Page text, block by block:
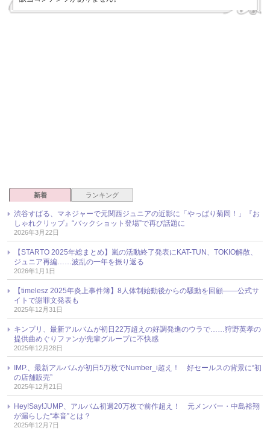
新着 ランキング
渋谷すばる、マネジャーで元関西ジュニアの近影に「やっぱり菊岡！」『お
しゃれクリップ』“バックショット登場”で再び話題に
2026年3月22日
【STARTO 2025年総まとめ】嵐の活動終了発表にKAT-TUN、TOKIO解散、
ジュニア再編……波乱の一年を振り返る
2026年1月1日
【timelesz 2025年炎上事件簿】8人体制始動後からの騒動を回顧――公式サ
イトで謝罪文発表も
2025年12月31日
キンプリ、最新アルバムが初日22万超えの好調発進のウラで……狩野英孝の
提供曲めぐりファンが先輩グループに不快感
2025年12月28日
IMP.、最新アルバムが初日5万枚でNumber_i超え！ 好セールスの背景に“初
の店舗販売”
2025年12月21日
Hey!Say!JUMP、アルバム初週20万枚で前作超え！ 元メンバー・中島裕翔
が漏らした“本音”とは？
2025年12月7日